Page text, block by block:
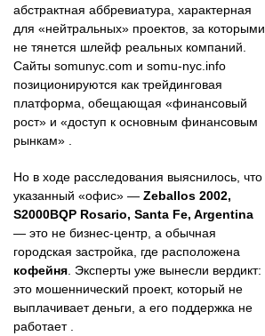
абстрактная аббревиатура, характерная
для «нейтральных» проектов, за которыми
не тянется шлейф реальных компаний.
Сайты somunyc.com и somu-nyc.info
позиционируются как трейдинговая
платформа, обещающая «финансовый
рост» и «доступ к основным финансовым
рынкам» .
Но в ходе расследования выяснилось, что
указанный «офис» — Zeballos 2002,
S2000BQP Rosario, Santa Fe, Argentina
— это не бизнес-центр, а обычная
городская застройка, где расположена
кофейня . Эксперты уже вынесли вердикт:
это мошеннический проект, который не
выплачивает деньги, а его поддержка не
работает .